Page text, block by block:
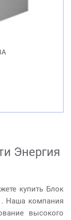
Энергия
купить Блок
. Наша компания
высокого